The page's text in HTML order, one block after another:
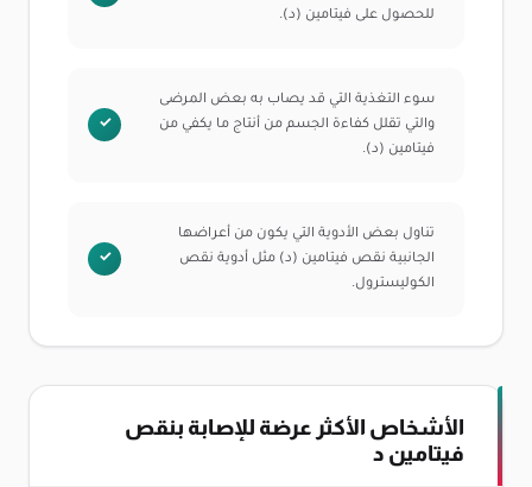
للحصول على فيتامين (د).
سوء التغذية التي قد يصاب به بعض المرضى
والتي تقلل كفاءة الجسم من أنتاج ما يكفي من
فيتامين (د).
تناول بعض الأدوية التي يكون من أعراضها
الجانبية نقص فيتامين (د) مثل أدوية نقص
الكوليسترول.
الأشخاص الأكثر عرضة للإصابة بنقص
فيتامين د